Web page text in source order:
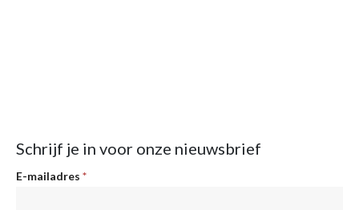
Schrijf je in voor onze nieuwsbrief
Nieuwsbrief
E-mailadres *